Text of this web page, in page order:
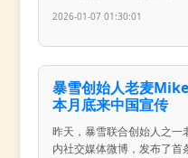
2026-01-07 01:30:01
暴雪创始人老麦
本月底来中国宣传
昨天，暴雪联合创始人之
内社交媒体微博，发布了首